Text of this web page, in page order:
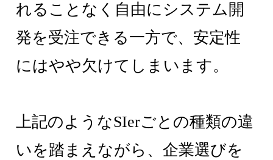
れることなく自由にシステム開
発を受注できる一方で、安定性
にはやや欠けてしまいます。
上記のようなSIerごとの種類の違
いを踏まえながら、企業選びを